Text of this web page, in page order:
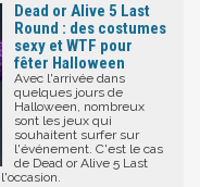
Dead or Alive 5 Last
Round : des costumes
sexy et WTF pour
fêter Halloween
Avec l'arrivée dans
quelques jours de
Halloween, nombreux
sont les jeux qui
souhaitent surfer sur
l'événement. C'est le cas
de Dead or Alive 5 Last